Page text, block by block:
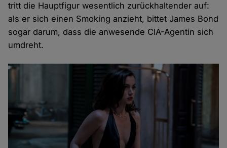
tritt die Hauptfigur wesentlich zurückhaltender auf:
als er sich einen Smoking anzieht, bittet James Bond
sogar darum, dass die anwesende CIA-Agentin sich
umdreht.